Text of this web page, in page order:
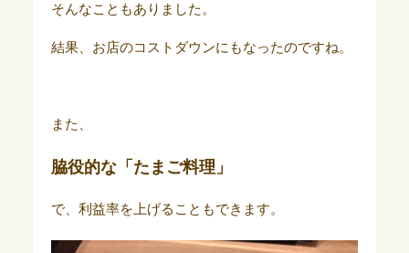
そんなこともありました。
結果、お店のコストダウンにもなったのですね。
また、
脇役的な「たまご料理」
で、利益率を上げることもできます。